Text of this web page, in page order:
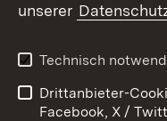
Barrierefreiheit
Impressum
unserer
Technisch
Drittanbieter-
Facebook, X /